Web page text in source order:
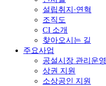
설립취지·연혁
조직도
CI 소개
찾아오시는 길
주요사업
공설시장 관리운영
상권 지원
소상공인 지원